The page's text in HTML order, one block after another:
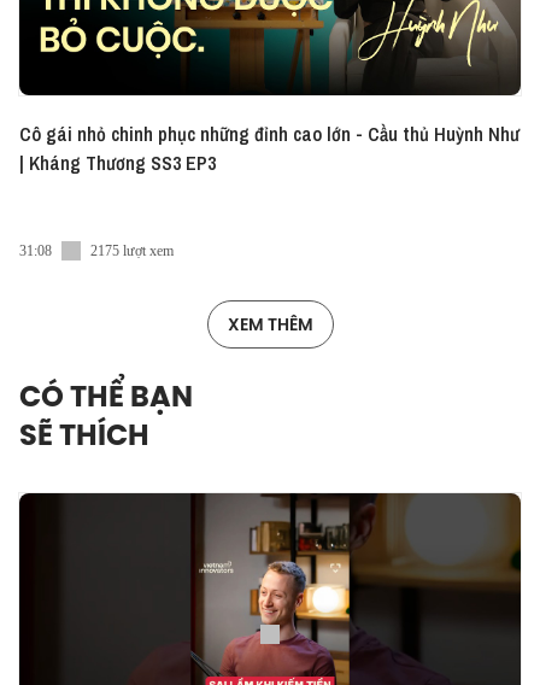
Cô gái nhỏ chinh phục những đỉnh cao lớn - Cầu thủ Huỳnh Như
| Kháng Thương SS3 EP3
31:08 2175 lượt xem
XEM THÊM
CÓ THỂ BẠN
SẼ THÍCH